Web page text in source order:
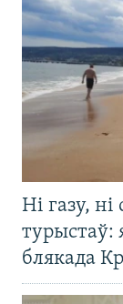
Ні газу, ні
турыстаў:
блякада